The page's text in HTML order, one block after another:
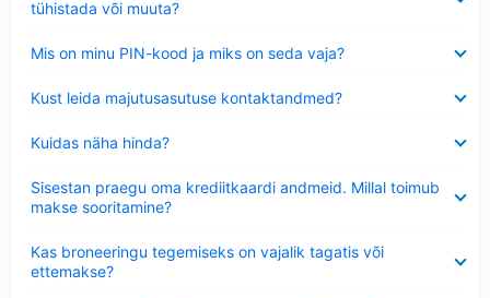
tühistada või muuta?
Mis on minu PIN-kood ja miks on seda vaja?
Kust leida majutusasutuse kontaktandmed?
Kuidas näha hinda?
Sisestan praegu oma krediitkaardi andmeid. Millal toimub
makse sooritamine?
Kas broneeringu tegemiseks on vajalik tagatis või
ettemakse?